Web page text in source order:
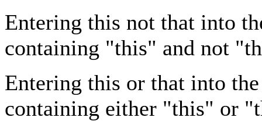
Entering this not that into
containing "this" and not
Entering this or that into
containing either "this" or